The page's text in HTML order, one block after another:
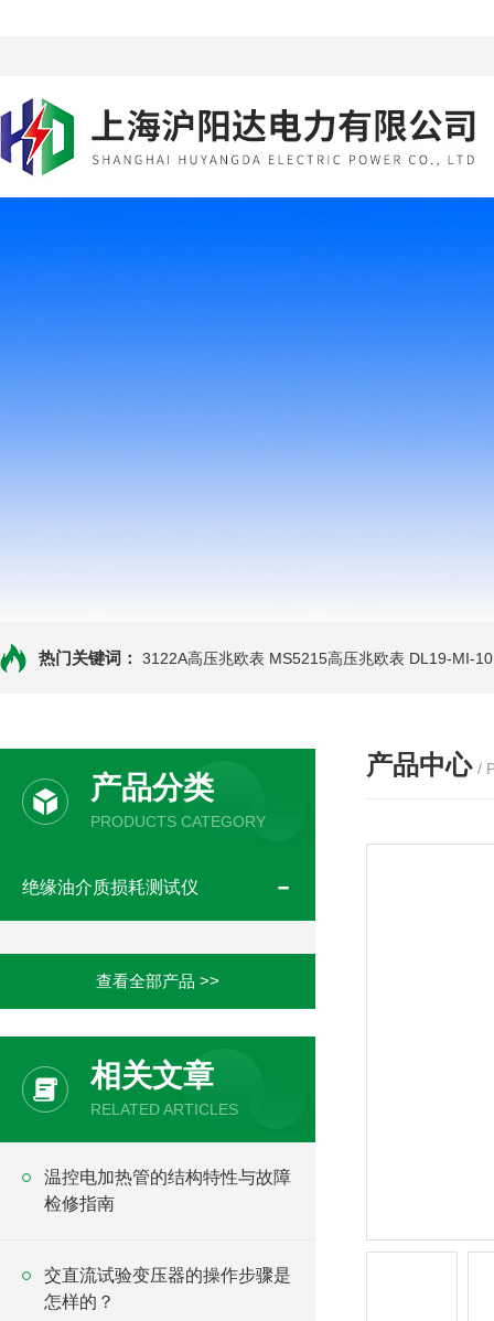
热门关键词： 3122A高压兆欧表 MS5215高压兆欧表 DL19-MI-
产品分类
PRODUCTS CATEGORY
绝缘油介质损耗测试仪
查看全部产品 >>
相关文章
RELATED ARTICLES
温控电加热管的结构特性与故障
检修指南
交直流试验变压器的操作步骤是
怎样的？
产品中心 /